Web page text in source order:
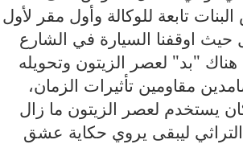
تابعة للوكالة وأول مقر لأول
حيث اوقفنا السيارة في الشارع
"بد" لعصر الزيتون وتحويله
مقاومين تأثيرات الزمان،
يستخدم لعصر الزيتون ما زال
ليبقى يروي حكاية عشق